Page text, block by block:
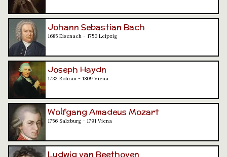
Johann Sebastian Bach
1685 Eisenach - 1750 Leipzig
Joseph Haydn
1732 Rohrau - 1809 Viena
Wolfgang Amadeus Mozart
1756 Salzburg - 1791 Viena
Ludwig van Beethoven